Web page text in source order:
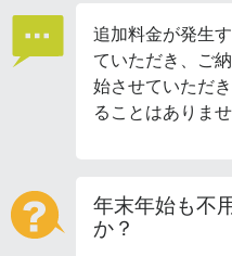
追加料金が発生
ていただき、ご
始させていただ
ることはありませ
年末年始も不
か？